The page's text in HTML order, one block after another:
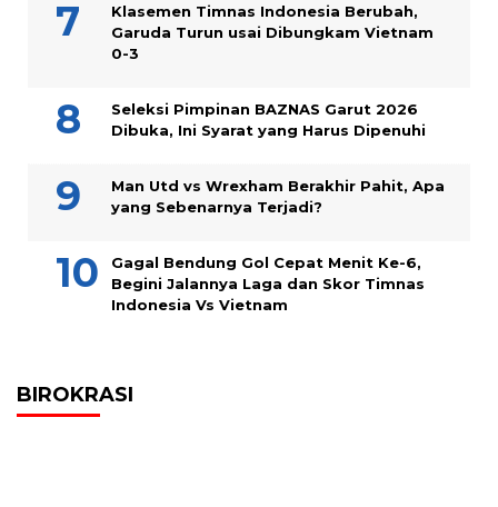
Klasemen Timnas Indonesia Berubah,
Garuda Turun usai Dibungkam Vietnam
0-3
Seleksi Pimpinan BAZNAS Garut 2026
Dibuka, Ini Syarat yang Harus Dipenuhi
Man Utd vs Wrexham Berakhir Pahit, Apa
yang Sebenarnya Terjadi?
Gagal Bendung Gol Cepat Menit Ke-6,
Begini Jalannya Laga dan Skor Timnas
Indonesia Vs Vietnam
BIROKRASI